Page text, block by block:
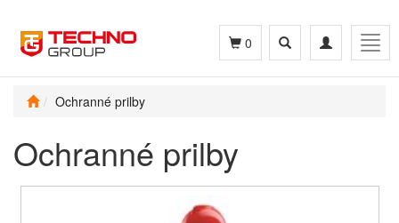
Toggle
navigation
Toggle
search
0
Ochranné prilby
Ochranné prilby